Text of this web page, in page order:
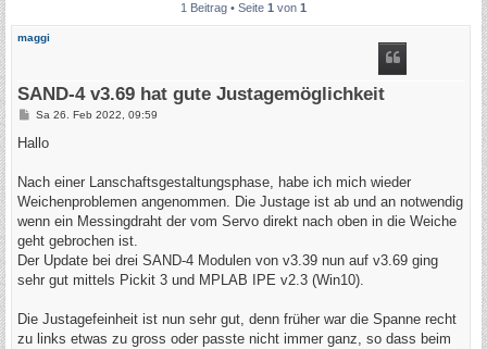
1 Beitrag • Seite 1 von 1
maggi
SAND-4 v3.69 hat gute Justagemöglichkeit
B
i
a
Sa 26. Feb 2022, 09:59
Hallo
Nach einer Lanschaftsgestaltungsphase, habe ich mich wieder
Weichenproblemen angenommen. Die Justage ist ab und an notwendig
wenn ein Messingdraht der vom Servo direkt nach oben in die Weiche
geht gebrochen ist.
Der Update bei drei SAND-4 Modulen von v3.39 nun auf v3.69 ging
sehr gut mittels Pickit 3 und MPLAB IPE v2.3 (Win10).
Die Justagefeinheit ist nun sehr gut, denn früher war die Spanne recht
zu links etwas zu gross oder passte nicht immer ganz, so dass beim